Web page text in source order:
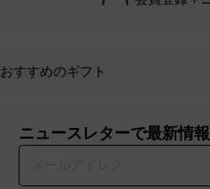
おすすめのギフト
ニュースレターで最新情